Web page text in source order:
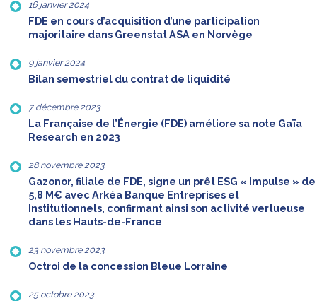
16 janvier 2024
FDE en cours d’acquisition d’une participation
majoritaire dans Greenstat ASA en Norvège
9 janvier 2024
Bilan semestriel du contrat de liquidité
7 décembre 2023
La Française de l’Énergie (FDE) améliore sa note Gaïa
Research en 2023
28 novembre 2023
Gazonor, filiale de FDE, signe un prêt ESG « Impulse » de
5,8 M€ avec Arkéa Banque Entreprises et
Institutionnels, confirmant ainsi son activité vertueuse
dans les Hauts-de-France
23 novembre 2023
Octroi de la concession Bleue Lorraine
25 octobre 2023